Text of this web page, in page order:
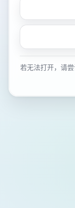
若无法打开，请